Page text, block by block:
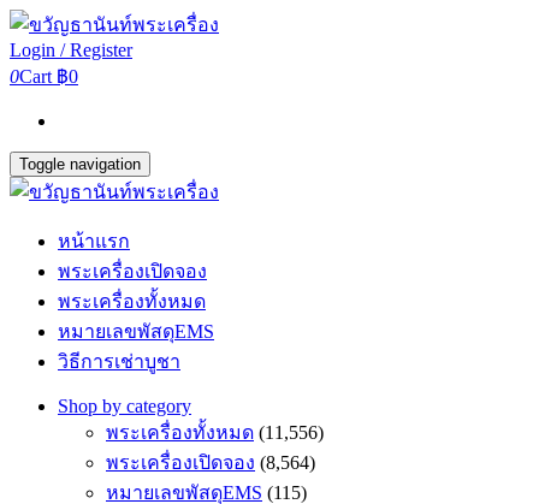
Login / Register
0Cart ฿0
Toggle navigation
หน้าแรก
พระเครื่องเปิดจอง
พระเครื่องทั้งหมด
หมายเลขพัสดุEMS
วิธีการเช่าบูชา
Shop by category
พระเครื่องทั้งหมด (11,556)
พระเครื่องเปิดจอง (8,564)
หมายเลขพัสดุEMS (115)